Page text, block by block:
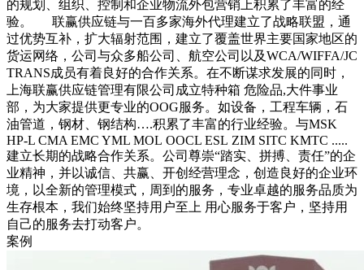
的规划、组织、控制和企业物流外包营销上积累了丰富的经
验。 联赢供应链与一百多家海外代理建立了战略联盟，通
过优势互补，扩大辐射范围，建立了覆盖世界主要国家地区的
货运网络，公司与众多船公司、航空公司以及WCA/WIFFA/JC
TRANS成员有着良好的合作关系。在不断谋求发展的同时，
上海联赢供应链管理有限公司成立特种箱 危险品,大件事业
部，为大家提供更专业的OOG服务。如设备，工程车辆，石
油管道，钢材、钢结构….积累了丰富的行业经验。与MSK
HP-L CMA EMC YML MOL OOCL ESL ZIM SITC KMTC .....
建立长期的战略合作关系。公司尊崇“踏实、拼搏、责任”的企
业精神，并以诚信、共赢、开创经营理念，创造良好的企业环
境，以全新的管理模式，周到的服务，专业卓越的服务品质为
生存根本，我们始终坚持用户至上 用心服务于客户，坚持用
自己的服务去打动客户。
案例